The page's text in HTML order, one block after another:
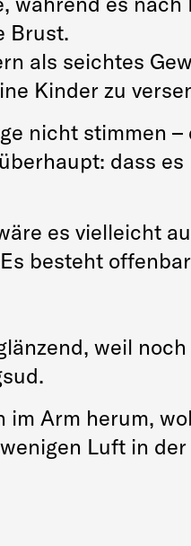
Brust.
als seichtes
Kinder zu
nicht stimmen –
dass es
es vielleicht
besteht
weil
im Arm herum,
Luft in der